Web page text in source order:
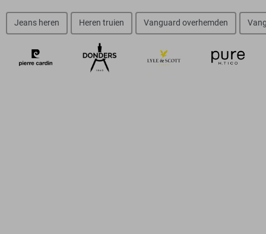
Jeans heren Heren truien Vanguard overhemden